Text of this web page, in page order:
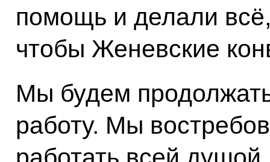
помощь и делали
чтобы Женевские
Мы будем
работу. Мы